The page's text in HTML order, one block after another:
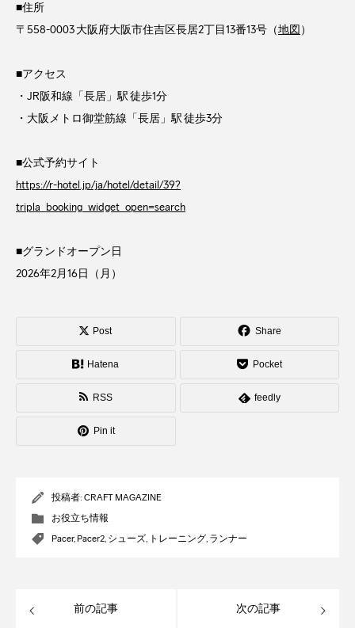
■住所
〒558-0003 大阪府大阪市住吉区長居2丁目13番13号（地図 ）
■アクセス
・JR阪和線「長居」駅 徒歩1分
・大阪メトロ御堂筋線「長居」駅 徒歩3分
■公式予約サイト
https://r-hotel.jp/ja/hotel/detail/39?
tripla_booking_widget_open=search
■グランドオープン日
2026年2月16日（月）
Post Share
Hatena Pocket
RSS feedly
Pin it
投稿者: CRAFT MAGAZINE
お役立ち情報
Pacer,Pacer2, シューズ, トレーニング, ランナー
前の記事 次の記事